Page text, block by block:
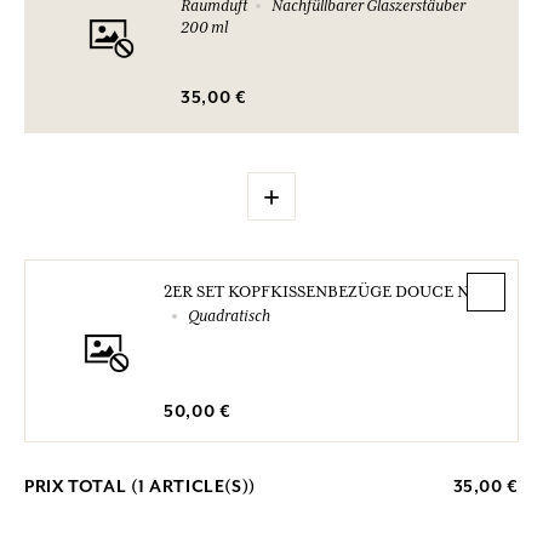
Raumduft
Nachfüllbarer Glaszerstäuber
200 ml
35,00 €
+
2ER SET KOPFKISSENBEZÜGE DOUCE NUIT
Quadratisch
50,00 €
PRIX TOTAL (1 ARTICLE(S)) 35,00 €